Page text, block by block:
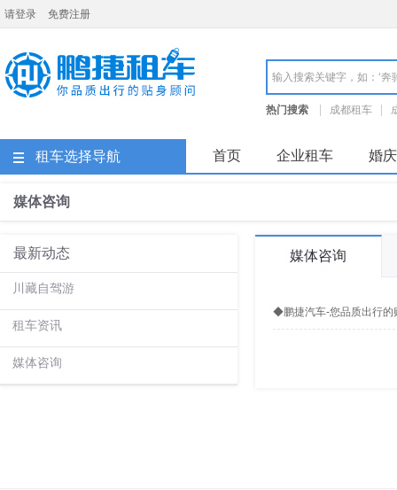
请登录 免费注册
热门搜索 成都租车
租车选择导航 首页 企业租车 婚
媒体咨询
最新动态
川藏自驾游
租车资讯
媒体咨询
媒体咨询
◆鹏捷汽车-您品质出行的